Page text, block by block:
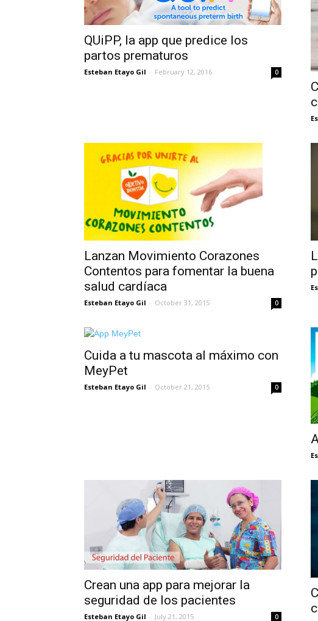
QUiPP, la app que predice los
partos prematuros
Esteban Etayo Gil - February 12, 2016 0
Lanzan Movimiento Corazones
Contentos para fomentar la buena
salud cardíaca
Esteban Etayo Gil - October 31, 2015 0
Cuida a tu mascota al máximo con
MeyPet
Esteban Etayo Gil - October 21, 2015 0
Crean una app para mejorar la
seguridad de los pacientes
Esteban Etayo Gil - July 21, 2015 0